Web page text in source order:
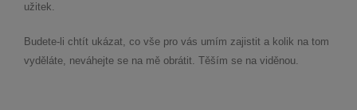
užitek.
Budete-li chtít ukázat, co vše pro vás umím zajistit a kolik na tom
vyděláte, neváhejte se na mě obrátit. Těším se na viděnou.